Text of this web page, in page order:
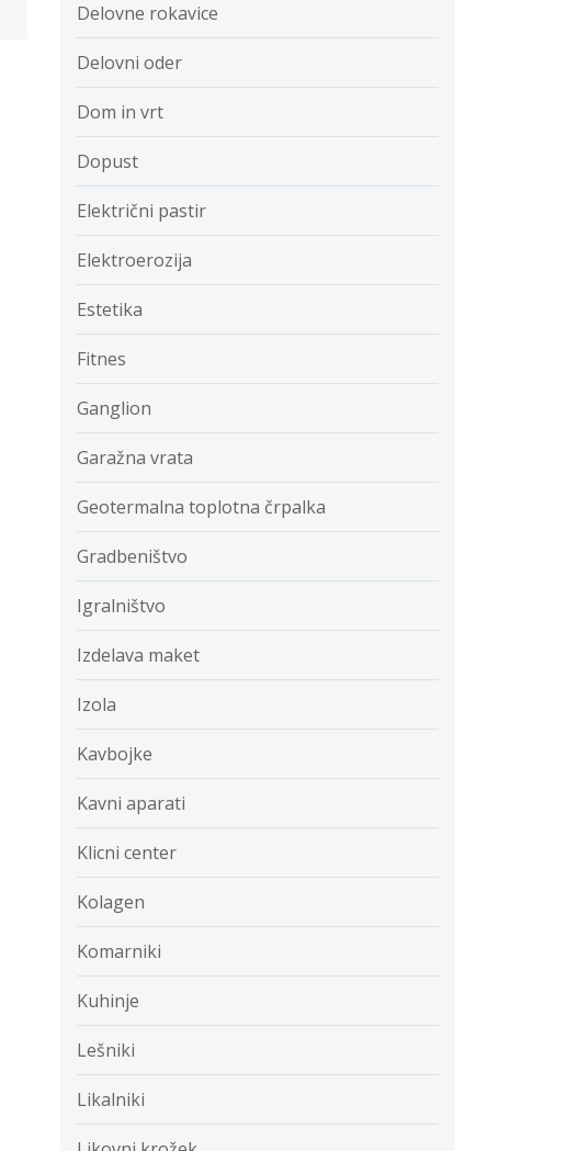
Delovne rokavice
Delovni oder
Dom in vrt
Dopust
Električni pastir
Elektroerozija
Estetika
Fitnes
Ganglion
Garažna vrata
Geotermalna toplotna črpalka
Gradbeništvo
Igralništvo
Izdelava maket
Izola
Kavbojke
Kavni aparati
Klicni center
Kolagen
Komarniki
Kuhinje
Lešniki
Likalniki